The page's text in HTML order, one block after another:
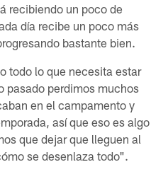
recibiendo un poco de
día recibe un poco más
bastante bien.
todo lo que necesita estar
pasado perdimos muchos
en el campamento y
así que eso es algo
que dejar que lleguen al
se desenlaza todo".